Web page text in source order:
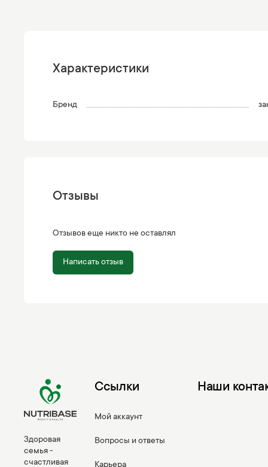
Характеристики
Бренд
Отзывы
Отзывов еще никто не оставлял
Написать отзыв
Здоровая
семья -
счастливая
Ссылки
Мой аккаунт
Вопросы и ответы
Наши